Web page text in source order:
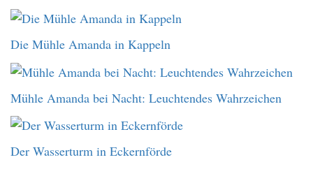
Die Mühle Amanda in Kappeln
Mühle Amanda bei Nacht: Leuchtendes Wahrzeichen
Der Wasserturm in Eckernförde